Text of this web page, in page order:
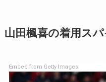
山田楓喜の着用スパ
Embed from Getty Images